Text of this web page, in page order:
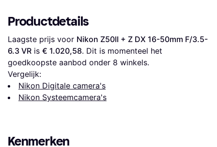
Productdetails
Laagste prijs voor Nikon Z50II + Z DX 16-50mm F/3.5-
6.3 VR is € 1.020,58. Dit is momenteel het
goedkoopste aanbod onder 8 winkels.
Vergelijk:
Nikon Digitale camera's
Nikon Systeemcamera's
Kenmerken